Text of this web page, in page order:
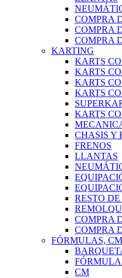
COMPRA
COMPRA
COMPRA
KARTING
KARTS
KARTS
KARTS
KARTS
KARTS
CHASIS Y
FRENOS
LLANTAS
RESTO
COMPRA
COMPRA
FÓRMULAS,
CM